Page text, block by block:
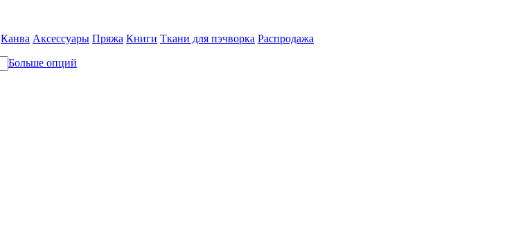
Канва Аксессуары Пряжа Книги Ткани для пэчворка Распродажа
Больше опций